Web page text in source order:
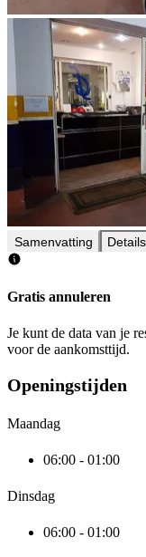
Samenvatting Details
Gratis annuleren
Je kunt de data van je
voor de aankomsttijd.
Openingstijden
Maandag
06:00 - 01:00
Dinsdag
06:00 - 01:00